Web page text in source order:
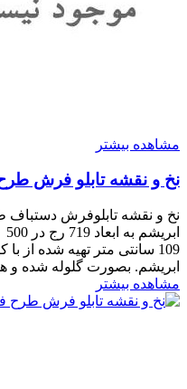
مشاهده بیشتر
نخ و نقشه تابلو فرش طرح
109 سانتی متر تهیه شده از
ابریشم. بصورت گلوله شده و
مشاهده بیشتر